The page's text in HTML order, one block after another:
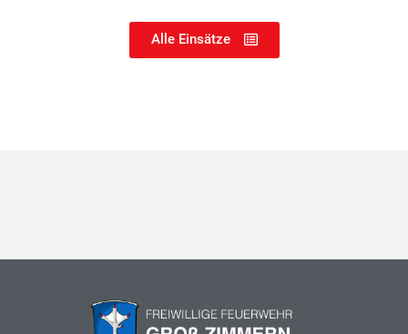
Alle Einsätze